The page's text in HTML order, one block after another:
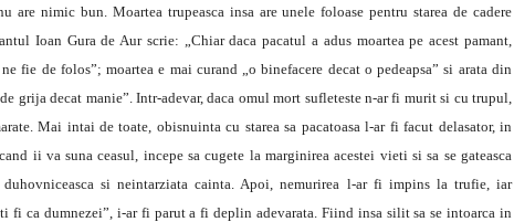
are nimic bun. Moartea trupeasca insa are unele foloase pentru starea de cadere
Ioan Gura de Aur scrie: „Chiar daca pacatul a adus moartea pe acest pamant,
fie de folos”; moartea e mai curand „o binefacere decat o pedeapsa” si arata din
grija decat manie”. Intr-adevar, daca omul mort sufleteste n-ar fi murit si cu trupul,
Mai intai de toate, obisnuinta cu starea sa pacatoasa l-ar fi facut delasator, in
ii va suna ceasul, incepe sa cugete la marginirea acestei vieti si sa se gateasca
si neintarziata cainta.Apoi, nemurirea l-ar fi impins la trufie, iar
fi ca dumnezei”, i-ar fi parut a fi deplin adevarata. Fiind insa silit sa se intoarca in